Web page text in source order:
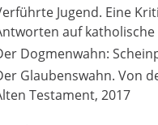
Jugend. Eine
auf katholische
Dogmenwahn:
Glaubenswahn. Von
Testament, 2017